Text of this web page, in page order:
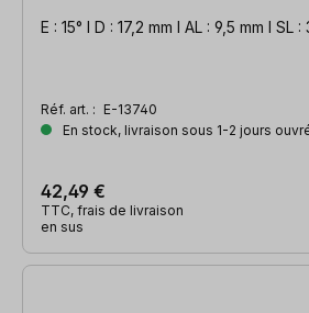
E : 15° l D : 17,2 mm l AL : 9,5 mm l SL :
Réf. art. : E-13740
En stock, livraison sous 1-2 jours
42,49 €
TTC, frais de livraison
en sus